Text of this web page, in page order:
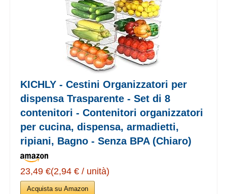
KICHLY - Cestini Organizzatori per
dispensa Trasparente - Set di 8
contenitori - Contenitori organizzatori
per cucina, dispensa, armadietti,
ripiani, Bagno - Senza BPA (Chiaro)
23,49 €(2,94 € / unità)
Acquista su Amazon